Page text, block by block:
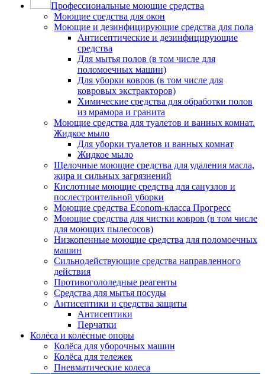
Профессиональные моющие средства
Моющие средства для окон
Моющие и дезинфицирующие средства для пола
Антисептические и дезинфицирующие
средства
Для мытья полов (в том числе для
поломоечных машин)
Для уборки ковров (в том числе для
ковровых экстракторов)
Химические средства для обработки полов
из мрамора и гранита
Моющие средства для туалетов и ванных комнат.
Жидкое мыло
Для уборки туалетов и ванных комнат
Жидкое мыло
Щелочные моющие средства для удаления масла,
жира и сильных загрязнений
Кислотные моющие средства для санузлов и
послестроительной уборки
Моющие средства Econom-класса Прогресс
Моющие средства для чистки ковров (в том числе
для моющих пылесосов)
Низкопенные моющие средства для поломоечных
машин
Сильнодействующие средства направленного
действия
Противогололедные реагенты
Средства для мытья посуды
Антисептики и средства защиты
Антисептики
Перчатки
Колёса и колёсные опоры
Колёса для уборочных машин
Колёса для тележек
Пневматические колеса